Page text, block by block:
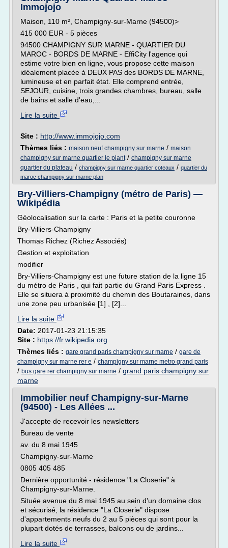
Immojojo
Maison, 110 m², Champigny-sur-Marne (94500)>
415 000 EUR - 5 pièces
94500 CHAMPIGNY SUR MARNE - QUARTIER DU
MAROC - BORDS DE MARNE - EffiCity l'agence qui
estime votre bien en ligne, vous propose cette maison
idéalement placée à DEUX PAS des BORDS DE MARNE,
lumineuse et en parfait état. Elle comprend entrée,
SEJOUR, cuisine, trois grandes chambres, bureau, salle
de bains et salle d'eau,...
Lire la suite
Site : http://www.immojojo.com
Thèmes liés : maison neuf champigny sur marne / maison
champigny sur marne quartier le plant/ champigny sur marne
quartier du plateau / champigny sur marne quartier coteaux / quartier du
maroc champigny sur marne plan
Bry-Villiers-Champigny (métro de Paris) —
Wikipédia
Géolocalisation sur la carte : Paris et la petite couronne
Bry-Villiers-Champigny
Thomas Richez (Richez Associés)
Gestion et exploitation
modifier
Bry-Villiers-Champigny est une future station de la ligne 15
du métro de Paris , qui fait partie du Grand Paris Express .
Elle se situera à proximité du chemin des Boutaraines, dans
une zone peu urbanisée [1] , [2]...
Lire la suite
Date: 2017-01-23 21:15:35
Site : https://fr.wikipedia.org
Thèmes liés : gare grand paris champigny sur marne / gare de
champigny sur marne rer e / champigny sur marne metro grand paris
/ bus gare rer champigny sur marne / grand paris champigny sur
marne
Immobilier neuf Champigny-sur-Marne
(94500) - Les Allées ...
J'accepte de recevoir les newsletters
Bureau de vente
av. du 8 mai 1945
Champigny-sur-Marne
0805 405 485
Dernière opportunité - résidence "La Closerie" à
Champigny-sur-Marne.
Située avenue du 8 mai 1945 au sein d'un domaine clos
et sécurisé, la résidence "La Closerie" dispose
d'appartements neufs du 2 au 5 pièces qui sont pour la
plupart dotés de terrasses, balcons ou de jardins...
Lire la suite